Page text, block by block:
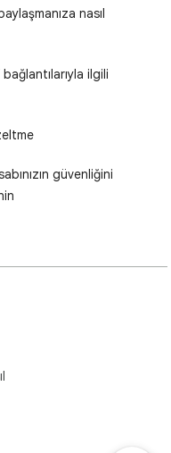
nasıl
ilgili
güvenliğini